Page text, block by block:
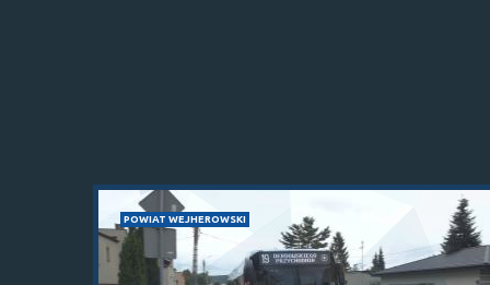
POWIAT WEJHEROWSKI